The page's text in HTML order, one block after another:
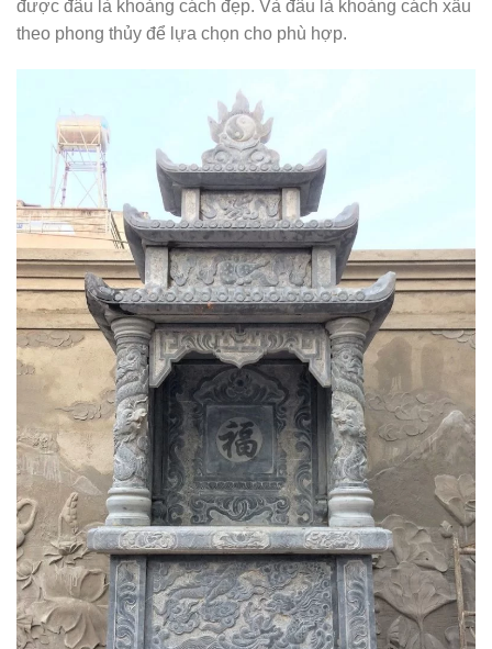
được đâu là khoảng cách đẹp. Và đâu là khoảng cách xấu
theo phong thủy để lựa chọn cho phù hợp.